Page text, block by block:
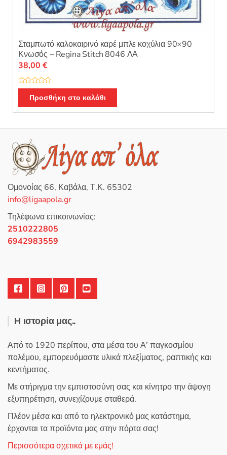
Σταμπωτό καλοκαιρινό καρέ μπλε κοχύλια 90×90
Κνωσός – Regina Stitch 8046 ΛΑ
Β
μ
ο
θ
η
κ
ε
μ
α
π
ό
5
38,00 €
Προσθήκη στο καλάθι
Ομονοίας 66, Καβάλα, Τ.Κ. 65302
info@ligaapola.gr
Τηλέφωνα επικοινωνίας:
2510222805
6942983559
Η ιστορία μας..
Από το 1920 περίπου, στα μέσα του Α’ παγκοσμίου
πολέμου, εμπορευόμαστε υλικά πλεξίματος, ραπτικής και
κεντήματος.
Με στήριγμα την εμπιστοσύνη σας και κίνητρο την άψογη
εξυπηρέτηση, συνεχίζουμε σταθερά.
Πλέον μέσα και από το ηλεκτρονικό μας κατάστημα,
έρχονται τα προϊόντα μας στην πόρτα σας!
Περισσότερα σχετικά με εμάς!